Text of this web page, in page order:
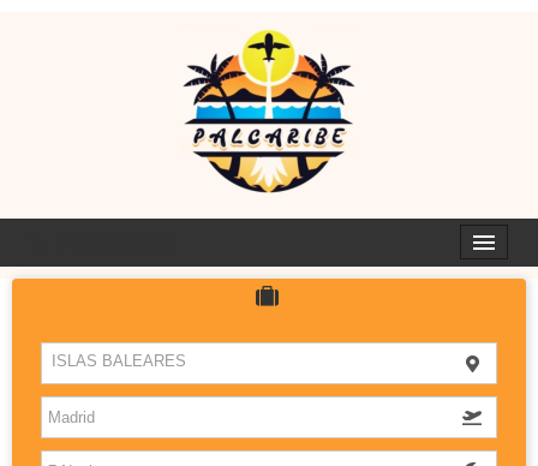
ISLAS
DESTINOS CON SABOR
ISLAS BALEARES